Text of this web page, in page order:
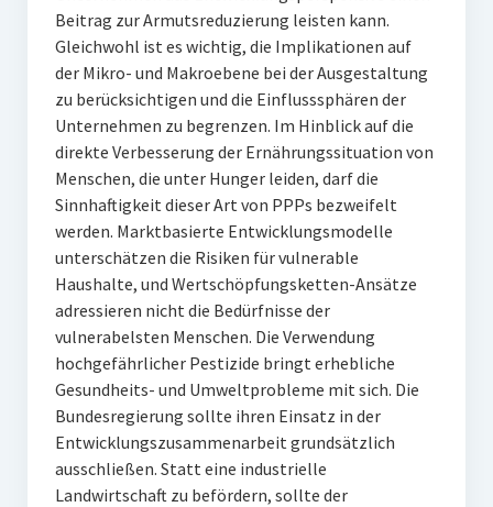
Beitrag zur Armutsreduzierung leisten kann.
Gleichwohl ist es wichtig, die Implikationen auf
der Mikro- und Makroebene bei der Ausgestaltung
zu berücksichtigen und die Einflusssphären der
Unternehmen zu begrenzen. Im Hinblick auf die
direkte Verbesserung der Ernährungssituation von
Menschen, die unter Hunger leiden, darf die
Sinnhaftigkeit dieser Art von PPPs bezweifelt
werden. Marktbasierte Entwicklungsmodelle
unterschätzen die Risiken für vulnerable
Haushalte, und Wertschöpfungsketten-Ansätze
adressieren nicht die Bedürfnisse der
vulnerabelsten Menschen. Die Verwendung
hochgefährlicher Pestizide bringt erhebliche
Gesundheits- und Umweltprobleme mit sich. Die
Bundesregierung sollte ihren Einsatz in der
Entwicklungszusammenarbeit grundsätzlich
ausschließen. Statt eine industrielle
Landwirtschaft zu befördern, sollte der